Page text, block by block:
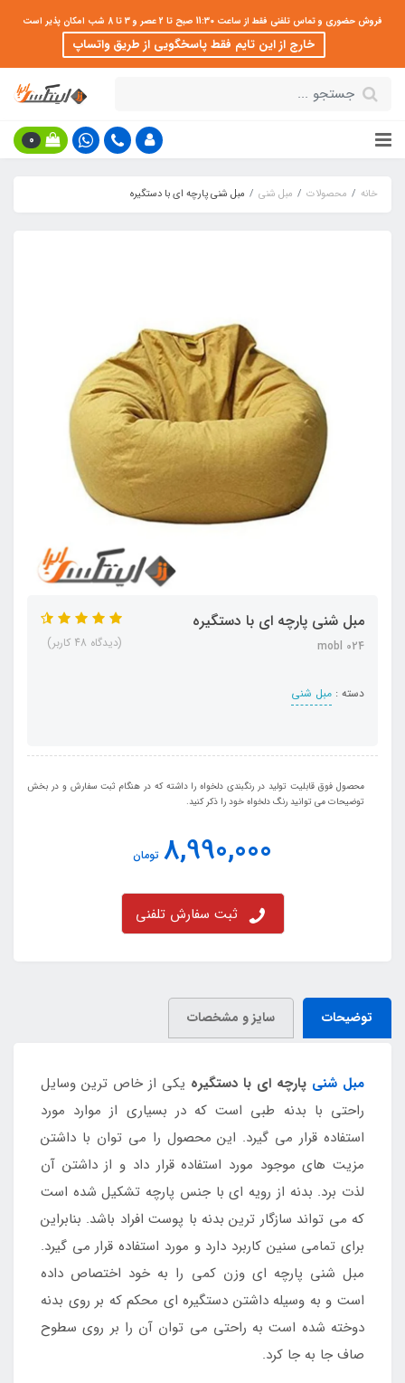
فروش حضوری و تماس تلفنی فقط از ساعت 11:30 صبح تا 2 عصر و 3 تا 8 شب امکان پذیر است
خارج از این تایم فقط پاسخگویی از طریق واتساپ
0
خانه محصولات مبل شنی مبل شنی پارچه ای با دستگیره
مبل شنی پارچه ای با دستگیره
mobl 024
دسته : مبل شنی
(دیدگاه 48 کاربر)
محصول فوق قابلیت تولید در رنگبندی دلخواه را داشته که در هنگام ثبت سفارش و در بخش
توضیحات می توانید رنگ دلخواه خود را ذکر کنید.
8,990,000 تومان
ثبت سفارش تلفنی
توضیحات سایز و مشخصات
مبل شنی پارچه ای با دستگیره یکی از خاص ترین وسایل
راحتی با بدنه طبی است که در بسیاری از موارد مورد
استفاده قرار می گیرد. این محصول را می توان با داشتن
مزیت های موجود مورد استفاده قرار داد و از داشتن آن
لذت برد. بدنه از رویه ای با جنس پارچه تشکیل شده است
که می تواند سازگار ترین بدنه با پوست افراد باشد. بنابراین
برای تمامی سنین کاربرد دارد و مورد استفاده قرار می گیرد.
مبل شنی پارچه ای وزن کمی را به خود اختصاص داده
است و به وسیله داشتن دستگیره ای محکم که بر روی بدنه
دوخته شده است به راحتی می توان آن را بر روی سطوح
صاف جا به جا کرد.